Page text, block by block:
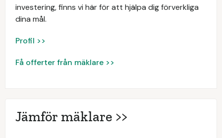
investering, finns vi här för att hjälpa dig förverkliga
dina mål.
Profil >>
Få offerter från mäklare >>
Jämför mäklare >>